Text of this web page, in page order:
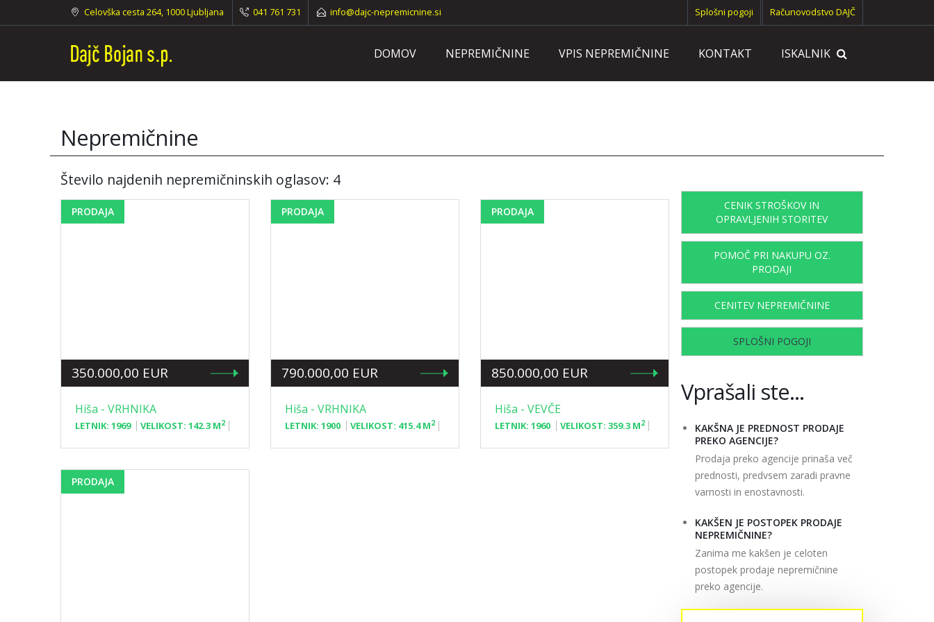
Celovška cesta 264, 1000 Ljubljana 041 761 731 info@dajc-nepremicnine.si Splošni pogoji Računovodstvo DAJČ
DOMOV NEPREMIČNINE VPIS NEPREMIČNINE KONTAKT ISKALNIK
Nepremičnine
Število najdenih nepremičninskih oglasov: 4
PRODAJA
350.000,00 EUR
Hiša - VRHNIKA
LETNIK: 1969 VELIKOST: 142.3 M2
PRODAJA
790.000,00 EUR
Hiša - VRHNIKA
LETNIK: 1900 VELIKOST: 415.4 M2
PRODAJA
850.000,00 EUR
Hiša - VEVČE
LETNIK: 1960 VELIKOST: 359.3 M2
PRODAJA
CENIK STROŠKOV IN
OPRAVLJENIH STORITEV
POMOČ PRI NAKUPU OZ.
PRODAJI
CENITEV NEPREMIČNINE
SPLOŠNI POGOJI
Vprašali ste...
KAKŠNA JE PREDNOST PRODAJE
PREKO AGENCIJE?
Prodaja preko agencije prinaša več
prednosti, predvsem zaradi pravne
varnosti in enostavnosti.
KAKŠEN JE POSTOPEK PRODAJE
NEPREMIČNINE?
Zanima me kakšen je celoten
postopek prodaje nepremičnine
preko agencije.